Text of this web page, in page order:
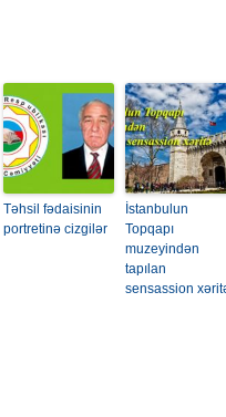
Təhsil fədaisinin
portretinə cizgilər
İstanbulun
Topqapı
muzeyindən
tapılan
sensassion